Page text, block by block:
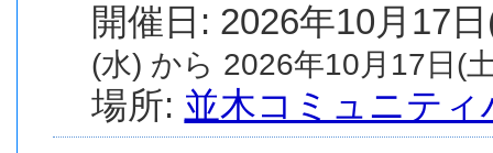
(水) から 2026年10月17日(
場所: 並木コミュニティ